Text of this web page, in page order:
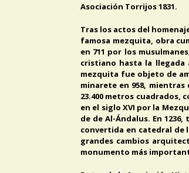
Asociación Torrijos
Tras los actos del
famosa mezquita, obra
en 711 por los
cristiano hasta la llegada
mezquita fue objeto de
minarete en 958,
23.400 metros cuadrados,
en el siglo XVI por la
de de Al-Ándalus. En
convertida en catedral de
grandes cambios
monumento más